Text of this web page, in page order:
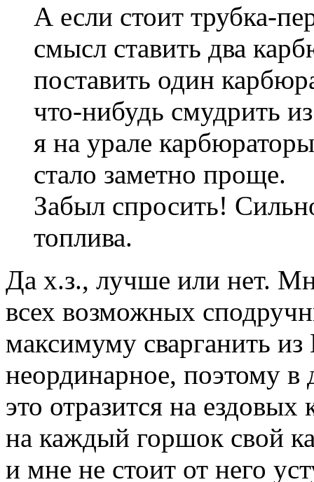
А если стоит трубка-
смысл ставить два
поставить один
что-нибудь смудрить
я на урале
стало заметно проще.
Забыл спросить!
топлива.
Да х.з., лучше или нет.
всех возможных
максимуму сварганить
неординарное, поэтому в
это отразится на
на каждый горшок свой
и мне не стоит от него